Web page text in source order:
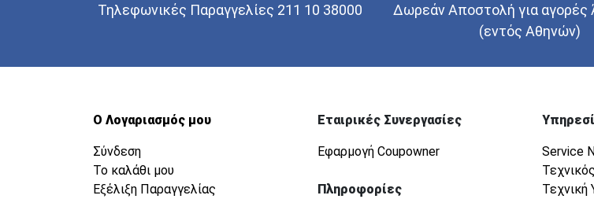
Τηλεφωνικές Παραγγελίες 211 10 38000
Δωρεάν Αποστολή για
(εντός Αθηνών)
Ο Λογαριασμός μου
Σύνδεση
Το καλάθι μου
Εξέλιξη Παραγγελίας
Εταιρικές Συνεργασίες
Εφαρμογή Coupowner
Πληροφορίες
Service
Τεχνική